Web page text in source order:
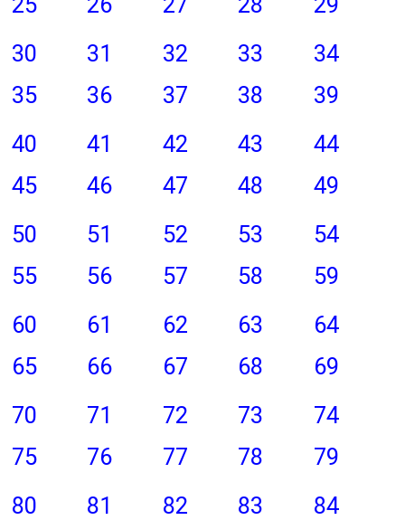
30
31 32 33
34
35
36 37 38
39
40
41 42 43
44
45
46 47 48
49
50
51 52 53
54
55
56 57 58
59
60
61 62 63
64
65
66 67 68
69
70
71 72 73
74
75
76 77 78
79
80
81 82 83
84